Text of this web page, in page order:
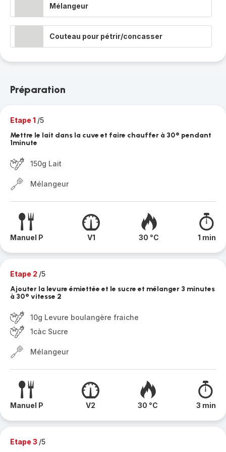
Mélangeur
Couteau pour pétrir/concasser
Préparation
Etape 1 /5
Mettre le lait dans la cuve et faire chauffer à 30° pendant
1minute
150g Lait
Mélangeur
Manuel P V1 30 °C 1 min
Etape 2 /5
Ajouter la levure émiettée et le sucre et mélanger 3 minutes
à 30° vitesse 2
10g Levure boulangère fraiche
1càc Sucre
Mélangeur
Manuel P V2 30 °C 3 min
Etape 3 /5